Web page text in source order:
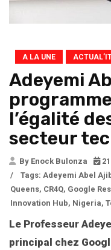
A LA UNE
Adeyemi
l’égalité
secteur
By Enock Bulonza
21
/
Tags: Adeyemi Abel
Queens, CR4Q, Google
Innovation Hub, Nigeria,
Le Professeur
principal chez